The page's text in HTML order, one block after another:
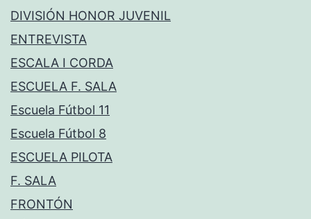
DIVISIÓN HONOR JUVENIL
ENTREVISTA
ESCALA I CORDA
ESCUELA F. SALA
Escuela Fútbol 11
Escuela Fútbol 8
ESCUELA PILOTA
F. SALA
FRONTÓN